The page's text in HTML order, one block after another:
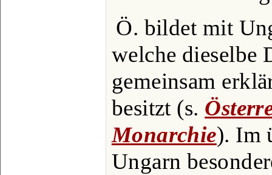
Ö. bildet mit
welche dieselbe
gemeinsam
besitzt (s.
Monarchie). Im
Ungarn